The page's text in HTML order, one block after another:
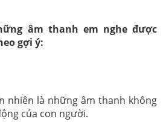
âm thanh em nghe được
gợi ý:
nhiên là những âm thanh không
của con người.